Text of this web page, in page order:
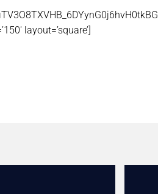
layout=’square’]